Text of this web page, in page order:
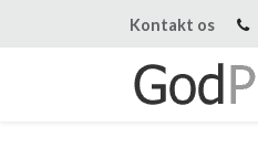
Kontakt os